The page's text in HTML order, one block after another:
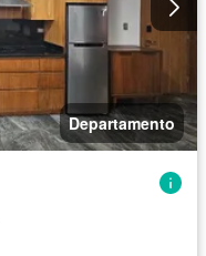
Departamento